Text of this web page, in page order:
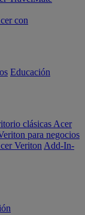
con
Educación
clásicas Acer
para negocios
Veriton Add-In-